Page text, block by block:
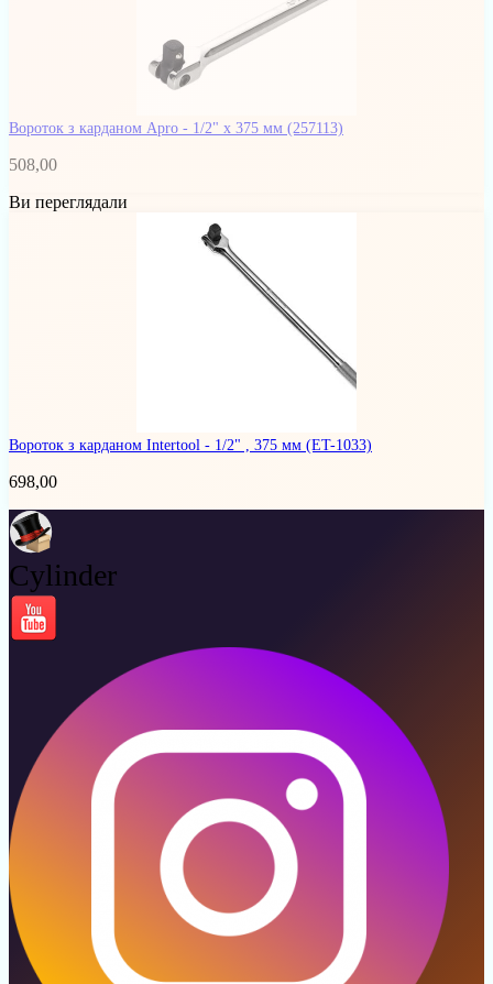
Вороток з карданом Apro - 1/2" x 375 мм (257113)
508,00
Ви переглядали
Вороток з карданом Intertool - 1/2" , 375 мм (ET-1033)
698,00
Cylinder